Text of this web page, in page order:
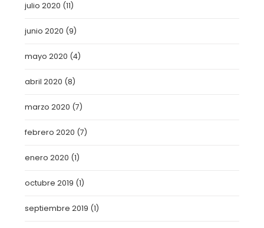
julio 2020 (11)
junio 2020 (9)
mayo 2020 (4)
abril 2020 (8)
marzo 2020 (7)
febrero 2020 (7)
enero 2020 (1)
octubre 2019 (1)
septiembre 2019 (1)